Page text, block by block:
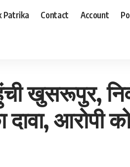
Patrika Contact Account
कर पिटाई की पीड़िता से मिलकर ली पूरी जानकारी,
खुसरूपुर,
दावा, आरोपी